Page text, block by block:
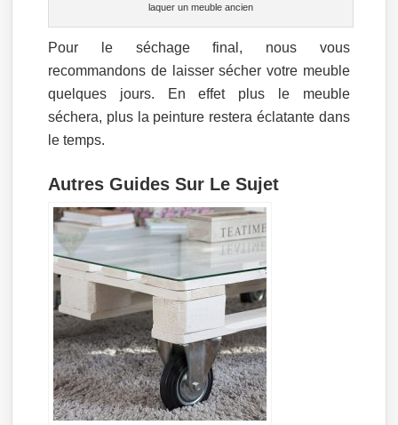
laquer un meuble ancien
Pour le séchage final, nous vous
recommandons de laisser sécher votre meuble
quelques jours. En effet plus le meuble
séchera, plus la peinture restera éclatante dans
le temps.
Autres Guides Sur Le Sujet